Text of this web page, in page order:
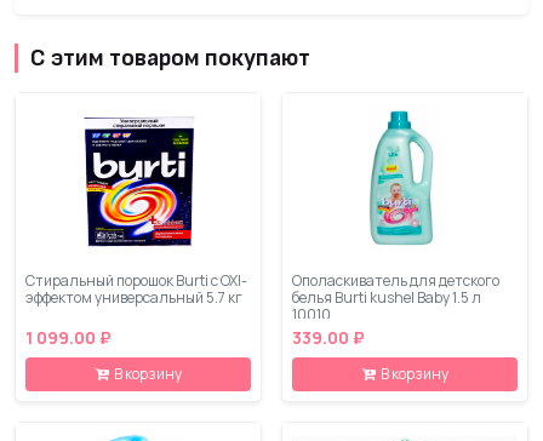
С этим товаром покупают
Стиральный порошок Burti с OXI-
эффектом универсальный 5.7 кг
1 099.00 ₽
В корзину
Ополаскиватель для детского
белья Burti kushel Baby 1.5 л
10010
339.00 ₽
В корзину